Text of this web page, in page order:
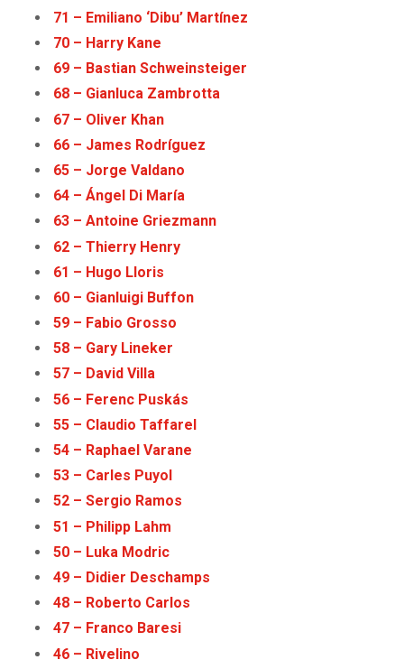
71 – Emiliano ‘Dibu’ Martínez
70 – Harry Kane
69 – Bastian Schweinsteiger
68 – Gianluca Zambrotta
67 – Oliver Khan
66 – James Rodríguez
65 – Jorge Valdano
64 – Ángel Di María
63 – Antoine Griezmann
62 – Thierry Henry
61 – Hugo Lloris
60 – Gianluigi Buffon
59 – Fabio Grosso
58 – Gary Lineker
57 – David Villa
56 – Ferenc Puskás
55 – Claudio Taffarel
54 – Raphael Varane
53 – Carles Puyol
52 – Sergio Ramos
51 – Philipp Lahm
50 – Luka Modric
49 – Didier Deschamps
48 – Roberto Carlos
47 – Franco Baresi
46 – Rivelino